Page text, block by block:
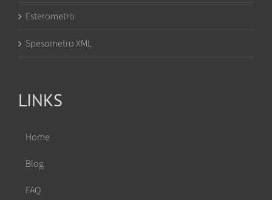
Esterometro
Spesometro XML
LINKS
Home
Blog
FAQ